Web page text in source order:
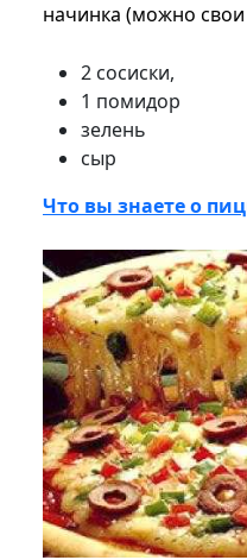
начинка (можно
2 сосиски,
1 помидор
зелень
сыр
Что вы знаете о